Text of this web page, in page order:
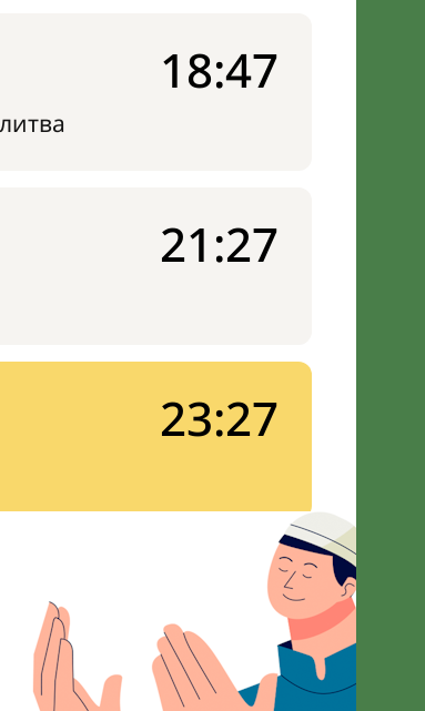
18:47
21:27
23:27